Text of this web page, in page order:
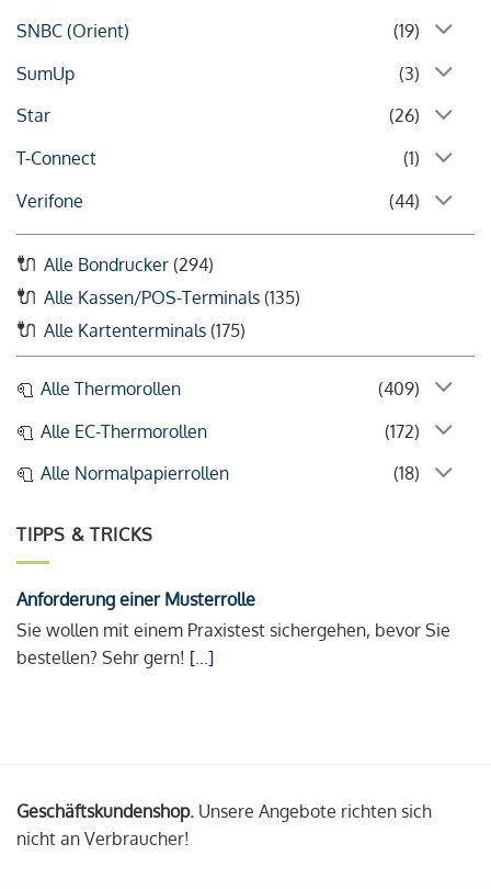
SNBC (Orient)
(19)
SumUp
(3)
Star
(26)
T-Connect
(1)
Verifone
(44)
Alle Bondrucker (294)
Alle Kassen/POS-Terminals (135)
Alle Kartenterminals (175)
Alle Thermorollen
(409)
Alle EC-Thermorollen
(172)
Alle Normalpapierrollen
(18)
TIPPS & TRICKS
Anforderung einer Musterrolle
Sie wollen mit einem Praxistest sichergehen, bevor Sie
bestellen? Sehr gern! [...]
Geschäftskundenshop. Unsere Angebote richten sich
nicht an Verbraucher!